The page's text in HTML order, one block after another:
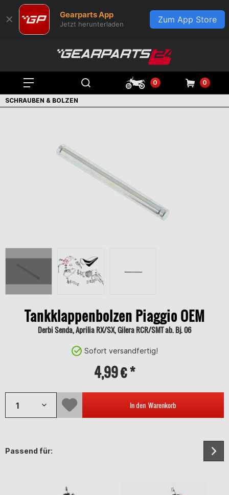
✕ Gearparts App
Jetzt herunterladen Zum App Store
0 0
SCHRAUBEN & BOLZEN
Tankklappenbolzen Piaggio OEM
Derbi Senda, Aprilia RX/SX, Gilera RCR/SMT ab. Bj. 06
Sofort versandfertig!
4,99 € *
In den Warenkorb
Passend für: